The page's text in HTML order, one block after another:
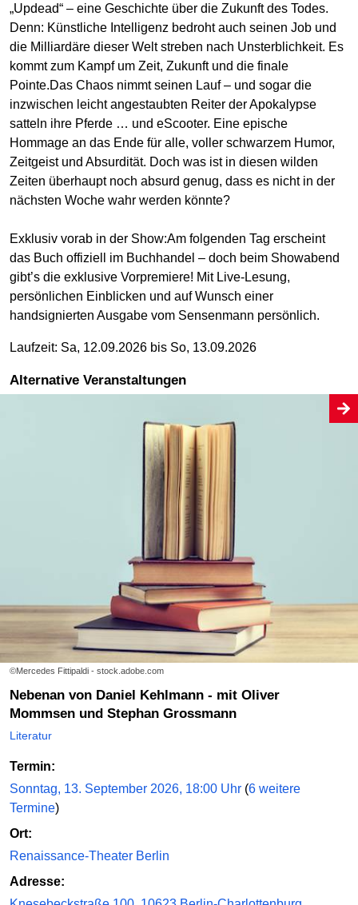
„Updead“ – eine Geschichte über die Zukunft des Todes.
Denn: Künstliche Intelligenz bedroht auch seinen Job und
die Milliardäre dieser Welt streben nach Unsterblichkeit. Es
kommt zum Kampf um Zeit, Zukunft und die finale
Pointe.Das Chaos nimmt seinen Lauf – und sogar die
inzwischen leicht angestaubten Reiter der Apokalypse
satteln ihre Pferde … und eScooter. Eine epische
Hommage an das Ende für alle, voller schwarzem Humor,
Zeitgeist und Absurdität. Doch was ist in diesen wilden
Zeiten überhaupt noch absurd genug, dass es nicht in der
nächsten Woche wahr werden könnte?
Exklusiv vorab in der Show:Am folgenden Tag erscheint
das Buch offiziell im Buchhandel – doch beim Showabend
gibt’s die exklusive Vorpremiere! Mit Live-Lesung,
persönlichen Einblicken und auf Wunsch einer
handsignierten Ausgabe vom Sensenmann persönlich.
Laufzeit: Sa, 12.09.2026 bis So, 13.09.2026
Alternative Veranstaltungen
©Mercedes Fittipaldi - stock.adobe.com
Nebenan von Daniel Kehlmann - mit Oliver
Mommsen und Stephan Grossmann
Literatur
Termin:
Sonntag, 13. September 2026, 18:00 Uhr (6 weitere
Termine)
Ort:
Renaissance-Theater Berlin
Adresse: